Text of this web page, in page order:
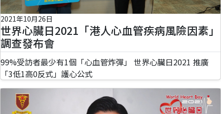
2021年10月26日
世界心臟日2021「港人心血管疾病風險因素」
調查發布會
99%受訪者最少有1個「心血管炸彈」 世界心臟日2021 推廣
「3低1高0反式」護心公式